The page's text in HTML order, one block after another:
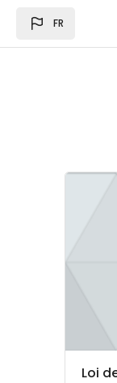
FR
Image
Nom
Loi